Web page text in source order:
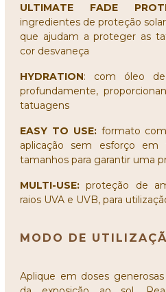
ULTIMATE FADE
ingredientes de proteção
que ajudam a proteger as
cor desvaneça
HYDRATION: com óleo
profundamente,
tatuagens
EASY TO USE:formato
aplicação sem esforço
tamanhos para garantir uma
MULTI-USE: proteção de
raios UVA e UVB, para
MODO DE
Aplique em doses